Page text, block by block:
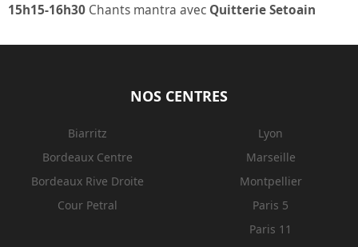
15h15-16h30 Chants mantra avec Quitterie Setoain
NOS CENTRES
Biarritz
Bordeaux Centre
Bordeaux Rive Droite
Cour Petral
Lyon
Marseille
Montpellier
Paris 5
Paris 11